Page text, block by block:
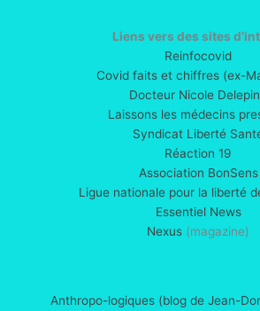
Liens vers des sites
Reinfocovid
Covid faits et chiffres (ex-
Docteur Nicole
Laissons les médecins
Syndicat Liberté
Réaction 19
Association BonSens
Ligue nationale pour la liberté
Essentiel News
Nexus (magazine)
Anthropo-logiques (blog de Jean-